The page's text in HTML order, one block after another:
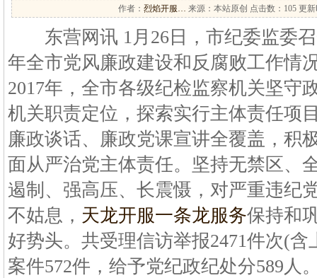
作者： 烈焰开服… 来源：本站原创 点击数： 105 更
东营网讯 1月26日，市纪委监委召
年全市党风廉政建设和反腐败工作情
2017年，全市各级纪检监察机关坚守
机关职责定位，探索实行主体责任项
廉政谈话、廉政党课宣讲全覆盖，积
面从严治党主体责任。坚持无禁区、
遏制、强高压、长震慑，对严重违纪
不姑息， 天龙开服一条龙服务保持和
好势头。共受理信访举报2471件次(含
案件572件，给予党纪政纪处分589人